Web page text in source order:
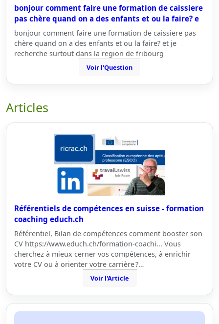
bonjour comment faire une formation de caissiere
pas chère quand on a des enfants et ou la faire? e
bonjour comment faire une formation de caissiere pas
chère quand on a des enfants et ou la faire? et je
recherche surtout dans la region de fribourg
Voir l'Question
Articles
Référentiels de compétences en suisse - formation
coaching educh.ch
Référentiel, Bilan de compétences comment booster son
CV https://www.educh.ch/formation-coachi... Vous
cherchez à mieux cerner vos compétences, à enrichir
votre CV ou à orienter votre carrière ?…
Voir l'Article